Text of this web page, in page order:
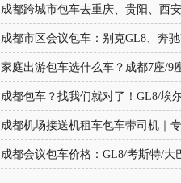
成都跨城市包车去重庆、贵阳、西
成都市区会议包车：别克GL8、奔
家庭出游包车选什么车？成都7座/9
成都包车？找我们就对了！GL8/埃
成都机场接送机租车包车带司机｜
成都会议包车价格：GL8/考斯特/大